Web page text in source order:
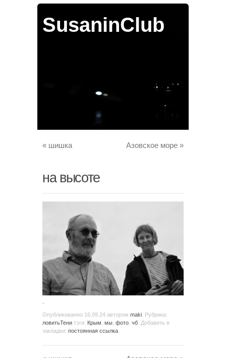
SusaninClub
« шишка Азовское море »
на высоте
.
Опубликованно 16.09.24 автором maki . Рубрика:
ловитьТени тэги: Крым мы фото чб . Добавить в
закладки: постоянная ссылка